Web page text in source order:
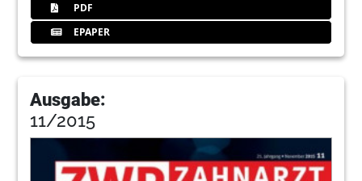
PDF
EPAPER
Ausgabe:
11/2015